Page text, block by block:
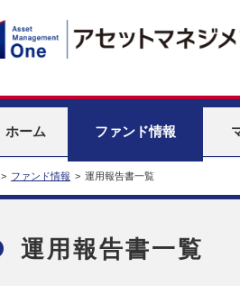
ホーム ファンド情報
> ファンド情報 > 運用報告書一覧
運用報告書一覧